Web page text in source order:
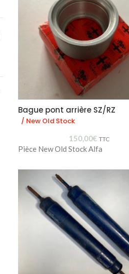
Bague pont arrière SZ/RZ
/ New Old Stock
150,00€ TTC
Pièce New Old Stock Alfa